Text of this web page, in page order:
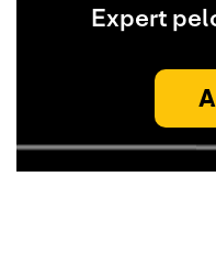
Expert